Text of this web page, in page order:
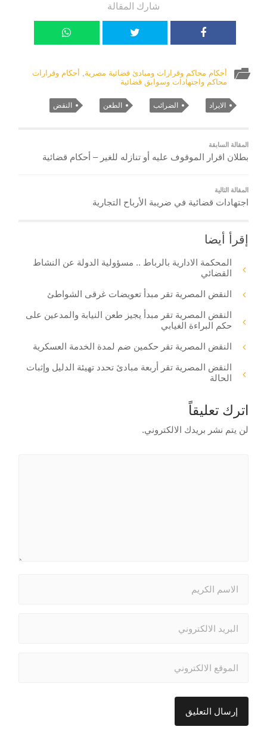
شارك المقالة
أحكام محاكم وقرارات ومبادئ قضائية مصرية, أحكام وقرارات
محاكم واجتهادات وسوابق قضائية
الايراد الضرائب الطعن النقض
المقالة السابقة
بطلان اقرار الموقوف عليه أو تنازله للغير – أحكام قضائية
المقالة التالية
اجتهادات قضائية في ضريبة الأرباح التجارية
إقرأ أيضا
المحكمة الادارية بالرباط .. مسؤولية الدولة عن النشاط
القضائي
النقض المصرية تقر مبدأ تعويضات غرقى الشواطئ
النقض المصرية تقر مبدأ يجيز طعن النيابة والمدعين على
حكم البراءة الغيابي
النقض المصرية تقر حكمين ضم لمدة الخدمة العسكرية
النقض المصرية تقر أربعة مبادئ تحدد تهيئة الدليل وإثبات
الحالة
اترك تعليقاً
لن يتم نشر بريدك الالكتروني.